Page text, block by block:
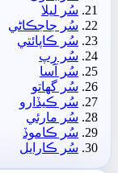
سُر ليلا
سُر جاجڪاڻي
سُر ڪاپائتي
سُر رِپ
سُر آسا
سُر گهاتو
سُر ڪيڏارو
سُر مارئي
سُر ڪاموڏ
سُر ڪارايل